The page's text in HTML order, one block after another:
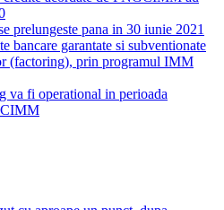
prelungeste pana in 30 iunie 2021
bancare garantate si subventionate
(factoring), prin programul IMM
va fi operational in perioada